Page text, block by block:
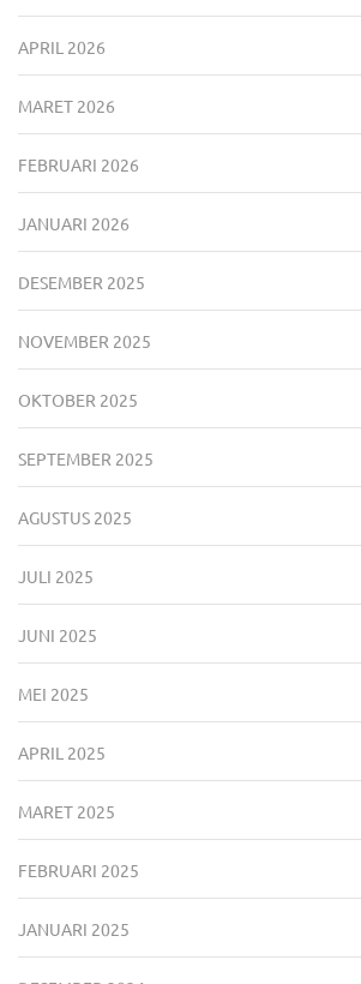
APRIL 2026
MARET 2026
FEBRUARI 2026
JANUARI 2026
DESEMBER 2025
NOVEMBER 2025
OKTOBER 2025
SEPTEMBER 2025
AGUSTUS 2025
JULI 2025
JUNI 2025
MEI 2025
APRIL 2025
MARET 2025
FEBRUARI 2025
JANUARI 2025